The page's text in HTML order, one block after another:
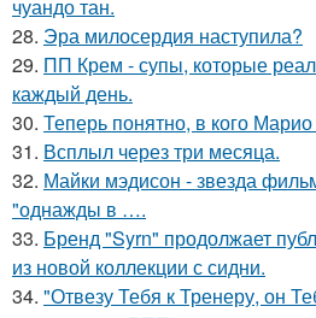
чуандо тан.
28. Эра милосердия наступила?
29. ПП Крем - супы, которые
каждый день.
30. Теперь понятно, в кого Марио
31. Всплыл через три месяца.
32. Майки мэдисон - звезда
"однажды в ….
33. Бренд "Syrn" продолжает
из новой коллекции с сидни.
34. "Отвезу Тебя к Тренеру, он